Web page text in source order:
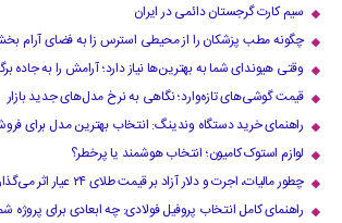
سیم کارت گرجستان دائمی در ایران
چگونه مطب پزشکان را از محیطی استرس زا به فضای آرام
وقتی هیوندای شما به بهترین‌ها نیاز دارد؛ آرامش را به جاده
قیمت گوشی‌های تازه‌وارد؛ نگاهی به نرخ مدل‌های جدید بازار
راهنمای خرید دستگاه وندینگ: انتخاب بهترین مدل برای
لوازم استوک کامیون؛ انتخاب هوشمند یا پرخطر؟
چطور مالیات، اجرت و دلار آزاد بر قیمت طلای ۲۴ عیار اثر می‌گذارد؟
راهنمای کامل انتخاب پروفیل فولادی: چه ابعادی برای